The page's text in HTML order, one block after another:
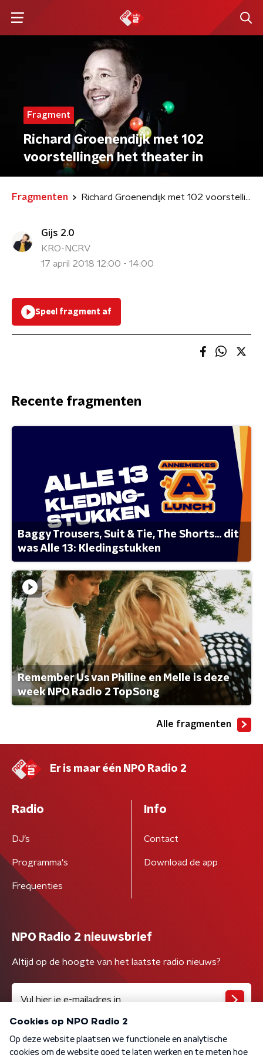
Fragment
Richard Groenendijk met 102
voorstellingen het theater in
Fragmenten Richard Groenendijk met 102 voorstellingen het theater in
Gijs 2.0
KRO-NCRV
17 april 2018 12:00 - 14:00
Speel fragment af
Recente fragmenten
Baggy Trousers, Suit & Tie, The Shorts... dit
was Alle 13: Kledingstukken
Remember Us van Philine en Melle is deze
week NPO Radio 2 TopSong
Alle fragmenten
Er is maar één NPO Radio 2
Radio
DJ’s
Programma's
Frequenties
Info
Contact
Download de app
NPO Radio 2 nieuwsbrief
Altijd op de hoogte van het laatste radio nieuws?